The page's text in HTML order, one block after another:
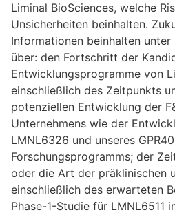
Liminal BioSciences, welche
Unsicherheiten beinhalten.
Informationen beinhalten unter
über: den Fortschritt der
Entwicklungsprogramme von
einschließlich des Zeitpunkts
potenziellen Entwicklung der
Unternehmens wie der
LMNL6326 und unseres
Forschungsprogramms; der
oder die Art der präklinischen
einschließlich des erwarteten
Phase-1-Studie für LMNL6511